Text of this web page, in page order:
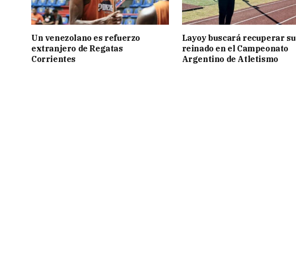
Un venezolano es refuerzo
extranjero de Regatas
Corrientes
Layoy buscará recuperar su
reinado en el Campeonato
Argentino de Atletismo